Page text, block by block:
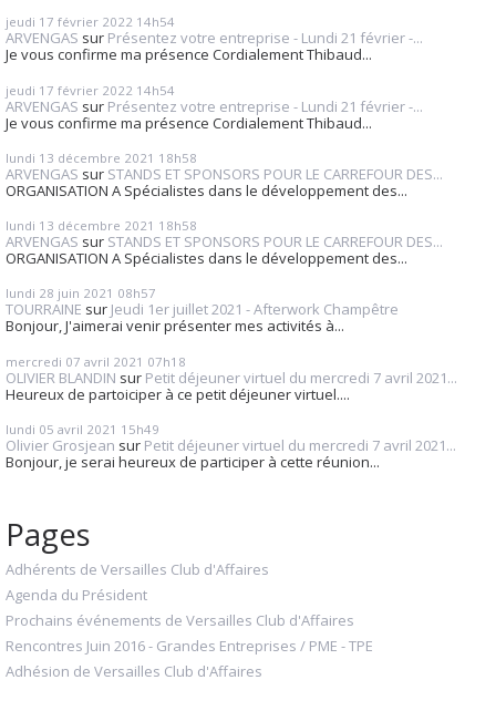
jeudi 17 février 2022 14h54
ARVENGAS sur Présentez votre entreprise - Lundi 21 février -...
Je vous confirme ma présence Cordialement Thibaud...
jeudi 17 février 2022 14h54
ARVENGAS sur Présentez votre entreprise - Lundi 21 février -...
Je vous confirme ma présence Cordialement Thibaud...
lundi 13 décembre 2021 18h58
ARVENGAS sur STANDS ET SPONSORS POUR LE CARREFOUR DES...
ORGANISATION A Spécialistes dans le développement des...
lundi 13 décembre 2021 18h58
ARVENGAS sur STANDS ET SPONSORS POUR LE CARREFOUR DES...
ORGANISATION A Spécialistes dans le développement des...
lundi 28 juin 2021 08h57
TOURRAINE sur Jeudi 1er juillet 2021 - Afterwork Champêtre
Bonjour, J'aimerai venir présenter mes activités à...
mercredi 07 avril 2021 07h18
OLIVIER BLANDIN sur Petit déjeuner virtuel du mercredi 7 avril 2021...
Heureux de partoiciper à ce petit déjeuner virtuel....
lundi 05 avril 2021 15h49
Olivier Grosjean sur Petit déjeuner virtuel du mercredi 7 avril 2021...
Bonjour, je serai heureux de participer à cette réunion...
Pages
Adhérents de Versailles Club d'Affaires
Agenda du Président
Prochains événements de Versailles Club d'Affaires
Rencontres Juin 2016 - Grandes Entreprises / PME - TPE
Adhésion de Versailles Club d'Affaires